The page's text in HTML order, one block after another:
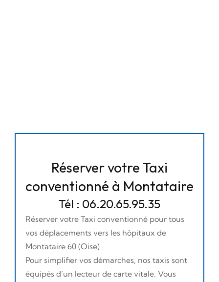
Réserver votre Taxi
conventionné à Montataire
Tél : 06.20.65.95.35
Réserver votre Taxi conventionné pour tous
vos déplacements vers les hôpitaux de
Montataire 60 (Oise)
Pour simplifier vos démarches, nos taxis sont
équipés d’un lecteur de carte vitale. Vous